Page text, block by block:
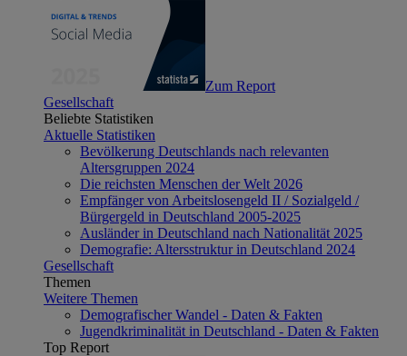
Zum Report
Gesellschaft
Beliebte Statistiken
Aktuelle Statistiken
Bevölkerung Deutschlands nach relevanten
Altersgruppen 2024
Die reichsten Menschen der Welt 2026
Empfänger von Arbeitslosengeld II / Sozialgeld /
Bürgergeld in Deutschland 2005-2025
Ausländer in Deutschland nach Nationalität 2025
Demografie: Altersstruktur in Deutschland 2024
Gesellschaft
Themen
Weitere Themen
Demografischer Wandel - Daten & Fakten
Jugendkriminalität in Deutschland - Daten & Fakten
Top Report